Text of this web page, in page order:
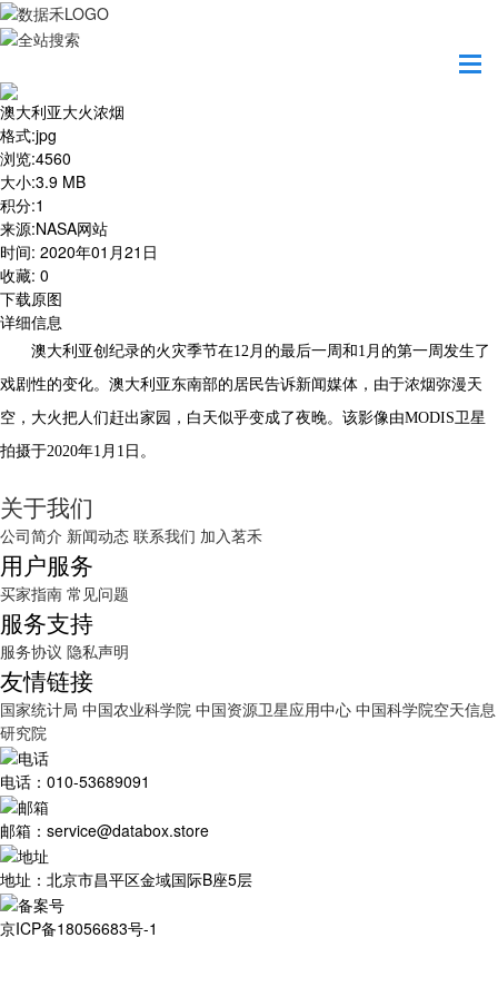
澳大利亚大火浓烟
格式:jpg
浏览:4560
大小:3.9 MB
积分:1
来源:NASA网站
时间: 2020年01月21日
收藏: 0
下载原图
详细信息
澳大利亚创纪录的火灾季节在12月的最后一周和1月的第一周发生了
戏剧性的变化。澳大利亚东南部的居民告诉新闻媒体，由于浓烟弥漫天
空，大火把人们赶出家园，白天似乎变成了夜晚。该影像由MODIS卫星
拍摄于2020年1月1日。
关于我们
公司简介 新闻动态 联系我们 加入茗禾
用户服务
买家指南 常见问题
服务支持
服务协议 隐私声明
友情链接
国家统计局 中国农业科学院 中国资源卫星应用中心 中国科学院空天信息
研究院
电话：010-53689091
邮箱：service@databox.store
地址：北京市昌平区金域国际B座5层
京ICP备18056683号-1